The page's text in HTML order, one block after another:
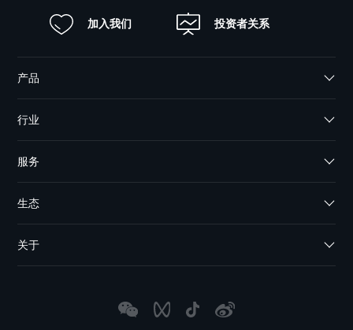
加入我们 投资者关系
产品
行业
服务
生态
关于